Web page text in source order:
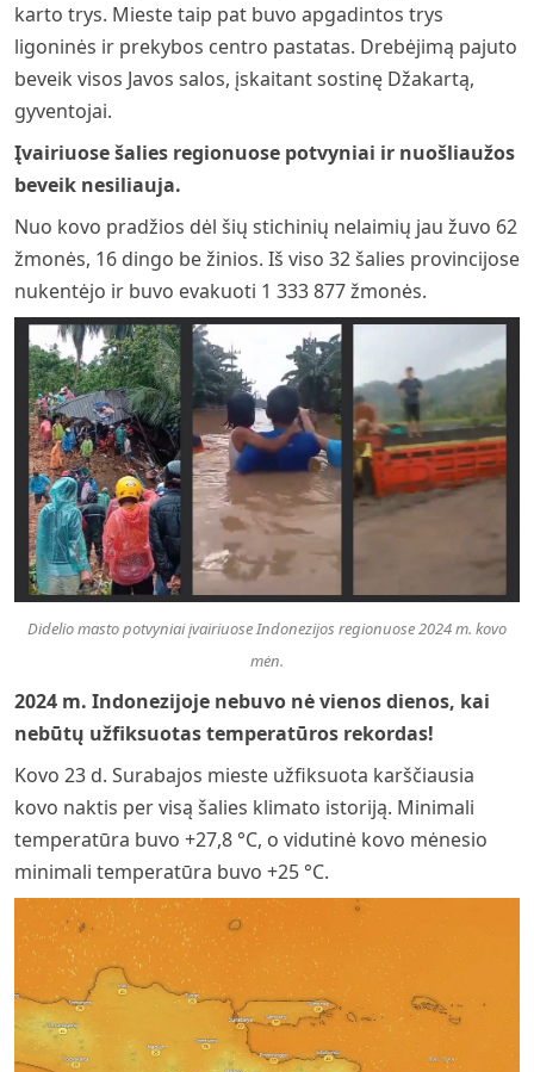
karto trys. Mieste taip pat buvo apgadintos trys
ligoninės ir prekybos centro pastatas. Drebėjimą pajuto
beveik visos Javos salos, įskaitant sostinę Džakartą,
gyventojai.
Įvairiuose šalies regionuose potvyniai ir nuošliaužos
beveik nesiliauja.
Nuo kovo pradžios dėl šių stichinių nelaimių jau žuvo 62
žmonės, 16 dingo be žinios. Iš viso 32 šalies provincijose
nukentėjo ir buvo evakuoti 1 333 877 žmonės.
Didelio masto potvyniai įvairiuose Indonezijos regionuose 2024 m. kovo
mėn.
2024 m. Indonezijoje nebuvo nė vienos dienos, kai
nebūtų užfiksuotas temperatūros rekordas!
Kovo 23 d. Surabajos mieste užfiksuota karščiausia
kovo naktis per visą šalies klimato istoriją. Minimali
temperatūra buvo +27,8 °C, o vidutinė kovo mėnesio
minimali temperatūra buvo +25 °C.